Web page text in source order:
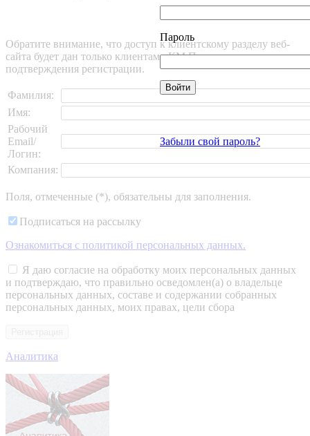
Пароль
Забыли свой пароль?
Обратите внимание, что доступ к клиентскому разделу веб-
сайта будет дан только клиентам «КМ Партнеры» после
подтверждения регистрации.
Фамилия:
Имя:
Рабочий
Email/
Логин:
Компания:
Поля, отмеченные (*), обязательны для заполнения.
Подписаться на рассылку
Ознакомиться c политикой персональных данных.
Я даю согласие на обработку моих персональных данных
и подтверждаю, что правильно осведомлен(а) о владельце
персональных данных, составе и содержании собранных
персональных данных, моих правах, цели сбора
Аналитика